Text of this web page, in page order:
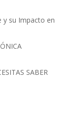
y su Impacto en
SABER